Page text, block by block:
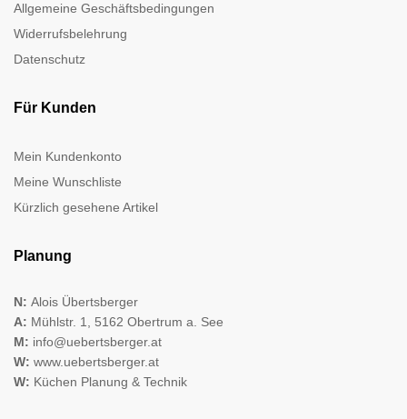
Allgemeine Geschäftsbedingungen
Widerrufsbelehrung
Datenschutz
Für Kunden
Mein Kundenkonto
Meine Wunschliste
Kürzlich gesehene Artikel
Planung
N: Alois Übertsberger
A: Mühlstr. 1, 5162 Obertrum a. See
M: info@uebertsberger.at
W: www.uebertsberger.at
W: Küchen Planung & Technik